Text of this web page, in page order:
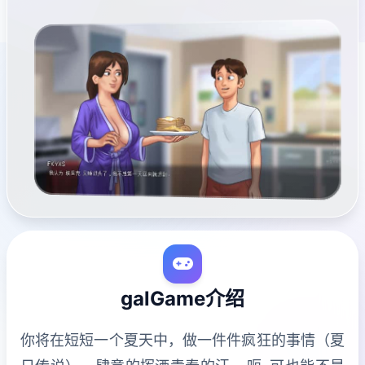
galGame介绍
你将在短短一个夏天中，做一件件疯狂的事情（夏